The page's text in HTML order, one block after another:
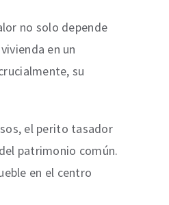
no solo depende
en un
su
el perito tasador
patrimonio común.
en el centro